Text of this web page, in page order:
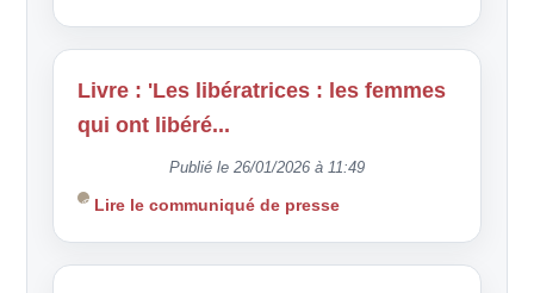
Livre : 'Les libératrices : les femmes
qui ont libéré...
Publié le 26/01/2026 à 11:49
Lire le communiqué de presse